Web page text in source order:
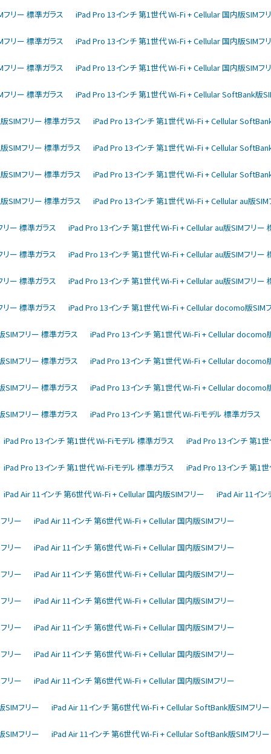
リー 標準ガラス iPad Pro 13インチ 第1世代 Wi-Fi + Cellular 国内版SIMフ
リー 標準ガラス iPad Pro 13インチ 第1世代 Wi-Fi + Cellular 国内版SIMフ
リー 標準ガラス iPad Pro 13インチ 第1世代 Wi-Fi + Cellular 国内版SIMフ
リー 標準ガラス iPad Pro 13インチ 第1世代 Wi-Fi + Cellular SoftBank版
SIMフリー 標準ガラス iPad Pro 13インチ 第1世代 Wi-Fi + Cellular
SIMフリー 標準ガラス iPad Pro 13インチ 第1世代 Wi-Fi + Cellular
SIMフリー 標準ガラス iPad Pro 13インチ 第1世代 Wi-Fi + Cellular
SIMフリー 標準ガラス iPad Pro 13インチ 第1世代 Wi-Fi + Cellular au版SIM
ー 標準ガラス iPad Pro 13インチ 第1世代 Wi-Fi + Cellular au版SIMフリー
ー 標準ガラス iPad Pro 13インチ 第1世代 Wi-Fi + Cellular au版SIMフリー
ー 標準ガラス iPad Pro 13インチ 第1世代 Wi-Fi + Cellular au版SIMフリー
ー 標準ガラス iPad Pro 13インチ 第1世代 Wi-Fi + Cellular docomo版SIM
フリー 標準ガラス iPad Pro 13インチ 第1世代 Wi-Fi + Cellular docomo
フリー 標準ガラス iPad Pro 13インチ 第1世代 Wi-Fi + Cellular docomo
フリー 標準ガラス iPad Pro 13インチ 第1世代 Wi-Fi + Cellular docomo
フリー 標準ガラス iPad Pro 13インチ 第1世代 Wi-Fiモデル 標準ガラス
iPad Pro 13インチ 第1世代 Wi-Fiモデル 標準ガラス iPad Pro 13インチ 第1
iPad Pro 13インチ 第1世代 Wi-Fiモデル 標準ガラス iPad Pro 13インチ 第1
iPad Air 11インチ 第6世代 Wi-Fi + Cellular 国内版SIMフリー iPad Air 11イン
リー iPad Air 11インチ 第6世代 Wi-Fi + Cellular 国内版SIMフリー
リー iPad Air 11インチ 第6世代 Wi-Fi + Cellular 国内版SIMフリー
リー iPad Air 11インチ 第6世代 Wi-Fi + Cellular 国内版SIMフリー
リー iPad Air 11インチ 第6世代 Wi-Fi + Cellular 国内版SIMフリー
リー iPad Air 11インチ 第6世代 Wi-Fi + Cellular 国内版SIMフリー
リー iPad Air 11インチ 第6世代 Wi-Fi + Cellular 国内版SIMフリー
リー iPad Air 11インチ 第6世代 Wi-Fi + Cellular 国内版SIMフリー
SIMフリー iPad Air 11インチ 第6世代 Wi-Fi + Cellular SoftBank版SIMフリー
SIMフリー iPad Air 11インチ 第6世代 Wi-Fi + Cellular SoftBank版SIMフリー